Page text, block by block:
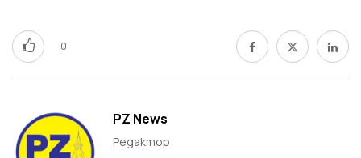
0
PZ News
Редактор